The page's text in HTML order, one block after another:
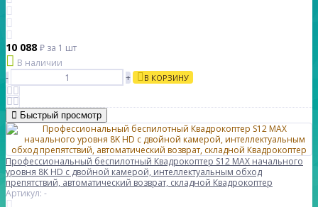
10 088 ₽ за 1 шт
В наличии
-
+ В КОРЗИНУ
Быстрый просмотр
Профессиональный беспилотный Квадрокоптер S12 MAX начального
уровня 8K HD с двойной камерой, интеллектуальным обход
препятствий, автоматический возврат, складной Квадрокоптер
Артикул: -